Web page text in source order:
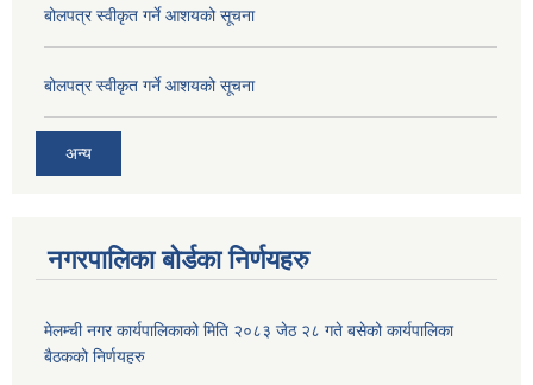
बोलपत्र स्वीकृत गर्ने आशयको सूचना
बोलपत्र स्वीकृत गर्ने आशयको सूचना
अन्य
नगरपालिका बोर्डका निर्णयहरु
मेलम्ची नगर कार्यपालिकाको मिति २०८३ जेठ २८ गते बसेको कार्यपालिका
बैठकको निर्णयहरु